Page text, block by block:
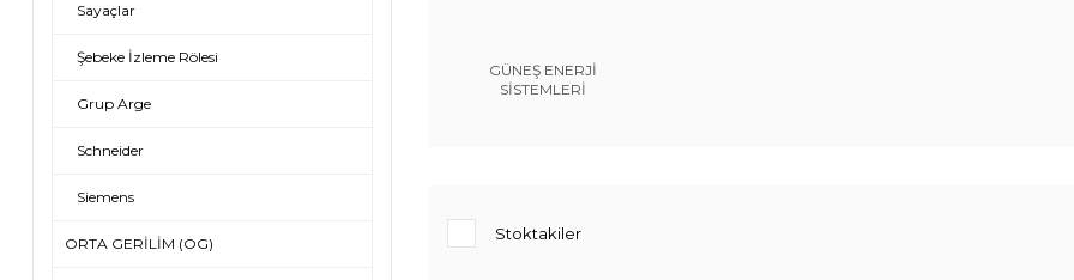
Sayaçlar
Şebeke İzleme Rölesi
Grup Arge
Schneider
Siemens
ORTA GERİLİM (OG)
GÜNEŞ ENERJİ
SİSTEMLERİ
Stoktakiler